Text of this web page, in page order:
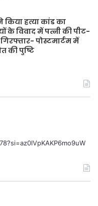
हत्या कांड का
के विवाद में पत्नी की पीट-
पोस्टमार्टम में
की पुष्टि